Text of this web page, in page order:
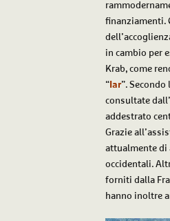
finanziamenti.
in cambio per
Krab, come
“ Iar”.
consultate
addestrato
Grazie
attualmente di
occidentali.
forniti dalla
hanno inoltre